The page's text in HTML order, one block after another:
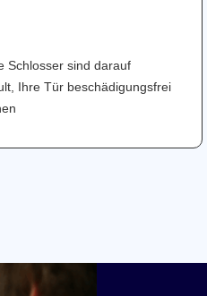
Schlosser sind darauf
Ihre Tür beschädigungsfrei